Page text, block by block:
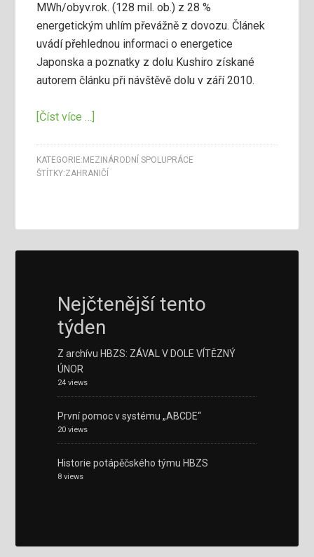
MWh/obyv.rok. (128 mil. ob.) z 28 %
energetickým uhlím převážně z dovozu. Článek
uvádí přehlednou informaci o energetice
Japonska a poznatky z dolu Kushiro získané
autorem článku při návštěvě dolu v září 2010.
[Číst více …]
KATEGORIE: MEZINÁRODNÍ SPOLUPRÁCE
ŠTÍTKY:ZAHRANIČÍ
Nejčtenější tento
týden
Z archívu HBZS: ZÁVAL V DOLE VÍTĚZNÝ
ÚNOR
24 views
První pomoc v systému „ABCDE“
20 views
Historie potápěčského týmu HBZS
8 views